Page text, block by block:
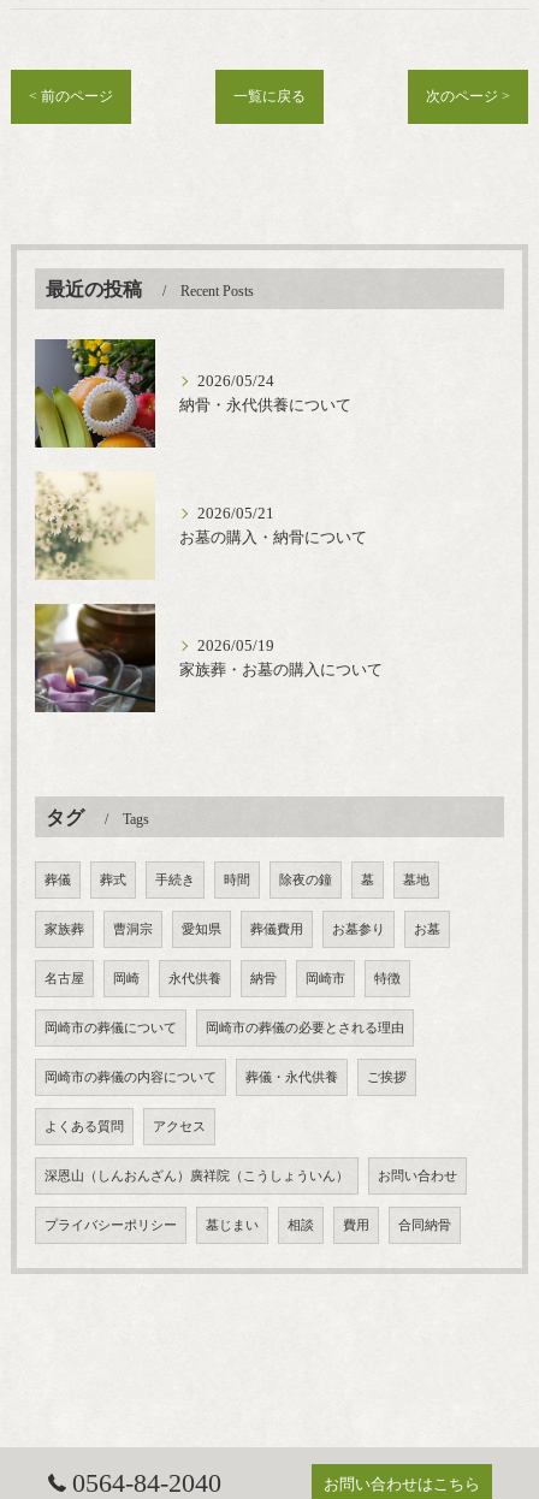
< 前のページ 一覧に戻る 次のページ >
最近の投稿 Recent Posts
2026/05/24
納骨・永代供養について
2026/05/21
お墓の購入・納骨について
2026/05/19
家族葬・お墓の購入について
タグ Tags
葬儀 葬式 手続き 時間 除夜の鐘 墓 墓地
家族葬 曹洞宗 愛知県 葬儀費用 お墓参り お墓
名古屋 岡崎 永代供養 納骨 岡崎市 特徴
岡崎市の葬儀について 岡崎市の葬儀の必要とされる理由
岡崎市の葬儀の内容について 葬儀・永代供養 ご挨拶
よくある質問 アクセス
深恩山（しんおんざん）廣祥院（こうしょういん） お問い合わせ
プライバシーポリシー 墓じまい 相談 費用 合同納骨
0564-84-2040 お問い合わせはこちら